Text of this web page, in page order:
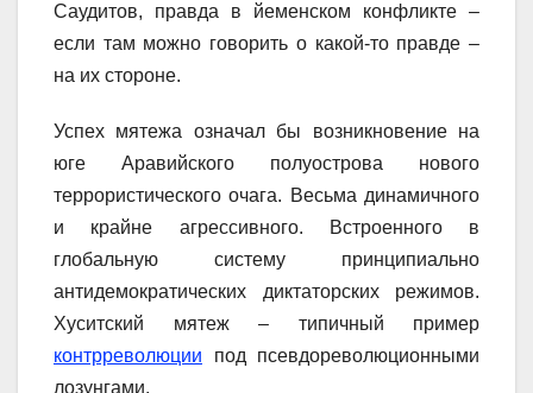
Саудитов, правда в йеменском конфликте –
если там можно говорить о какой-то правде –
на их стороне.
Успех мятежа означал бы возникновение на
юге Аравийского полуострова нового
террористического очага. Весьма динамичного
и крайне агрессивного. Встроенного в
глобальную систему принципиально
антидемократических диктаторских режимов.
Хуситский мятеж – типичный пример
контрреволюции под псевдореволюционными
лозунгами.